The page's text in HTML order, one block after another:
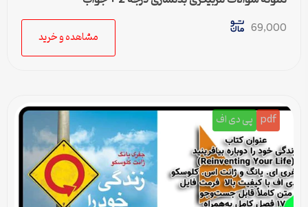
69,000
مشاهده و خرید
pdf پی دی اف